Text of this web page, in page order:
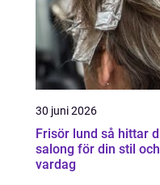
30 juni 2026
Frisör lund så hittar du rätt
salong för din stil och
vardag